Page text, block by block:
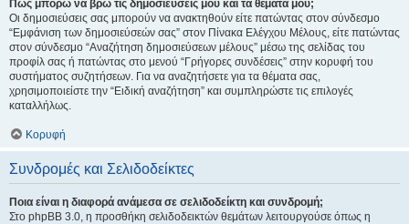
Πώς μπορώ να βρω τις δημοσιεύσεις μου και τα θέματά μου;
Οι δημοσιεύσεις σας μπορούν να ανακτηθούν είτε πατώντας στον σύνδεσμο
“Εμφάνιση των δημοσιεύσεών σας” στον Πίνακα Ελέγχου Μέλους, είτε πατώντας
στον σύνδεσμο “Αναζήτηση δημοσιεύσεων μέλους” μέσω της σελίδας του
προφίλ σας ή πατώντας στο μενού “Γρήγορες συνδέσεις” στην κορυφή του
συστήματος συζητήσεων. Για να αναζητήσετε για τα θέματα σας,
χρησιμοποιείστε την “Ειδική αναζήτηση” και συμπληρώστε τις επιλογές
καταλλήλως.
Κορυφή
Συνδρομές και Σελιδοδείκτες
Ποια είναι η διαφορά ανάμεσα σε σελιδοδείκτη και συνδρομή;
Στο phpBB 3.0, η προσθήκη σελιδοδεικτών θεμάτων λειτουργούσε όπως η